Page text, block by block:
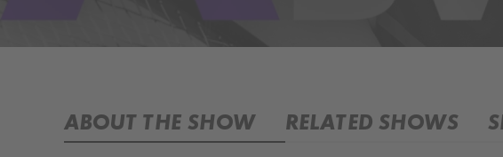
ABOUT THE SHOW RELATED SHOWS